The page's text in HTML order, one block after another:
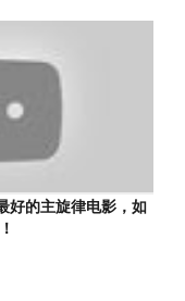
好的主旋律电影，如